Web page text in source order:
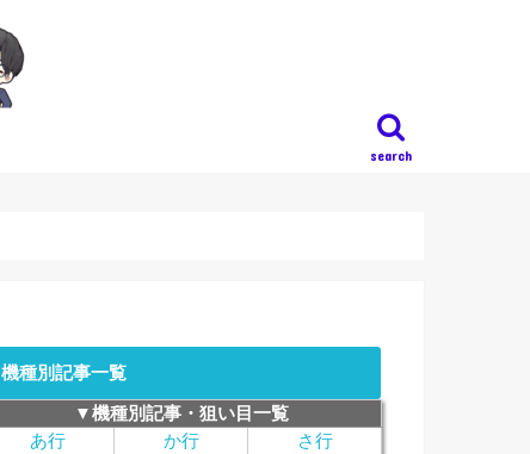
search
機種別記事一覧
▼機種別記事・狙い目一覧
あ行
か行
さ行